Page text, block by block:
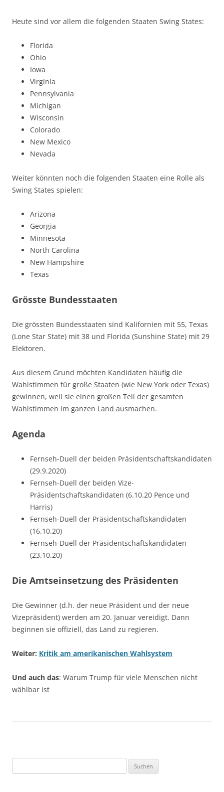
Heute sind vor allem die folgenden Staaten Swing States:
Florida
Ohio
Iowa
Virginia
Pennsylvania
Michigan
Wisconsin
Colorado
New Mexico
Nevada
Weiter könnten noch die folgenden Staaten eine Rolle als
Swing States spielen:
Arizona
Georgia
Minnesota
North Carolina
New Hampshire
Texas
Grösste Bundesstaaten
Die grössten Bundesstaaten sind Kalifornien mit 55, Texas
(Lone Star State) mit 38 und Florida (Sunshine State) mit 29
Elektoren.
Aus diesem Grund möchten Kandidaten häufig die
Wahlstimmen für große Staaten (wie New York oder Texas)
gewinnen, weil sie einen großen Teil der gesamten
Wahlstimmen im ganzen Land ausmachen.
Agenda
Fernseh-Duell der beiden Präsidentschaftskandidaten
(29.9.2020)
Fernseh-Duell der beiden Vize-
Präsidentschaftskandidaten (6.10.20 Pence und
Harris)
Fernseh-Duell der Präsidentschaftskandidaten
(16.10.20)
Fernseh-Duell der Präsidentschaftskandidaten
(23.10.20)
Die Amtseinsetzung des Präsidenten
Die Gewinner (d.h. der neue Präsident und der neue
Vizepräsident) werden am 20. Januar vereidigt. Dann
beginnen sie offiziell, das Land zu regieren.
Weiter: Kritik am amerikanischen Wahlsystem
Und auch das: Warum Trump für viele Menschen nicht
wählbar ist
nach: